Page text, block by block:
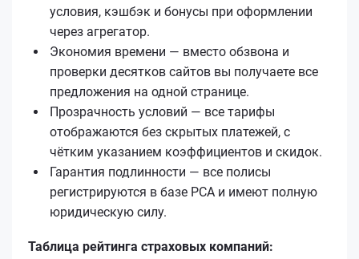
условия, кэшбэк и бонусы при оформлении
через агрегатор.
Экономия времени — вместо обзвона и
проверки десятков сайтов вы получаете все
предложения на одной странице.
Прозрачность условий — все тарифы
отображаются без скрытых платежей, с
чётким указанием коэффициентов и скидок.
Гарантия подлинности — все полисы
регистрируются в базе РСА и имеют полную
юридическую силу.
Таблица рейтинга страховых компаний: